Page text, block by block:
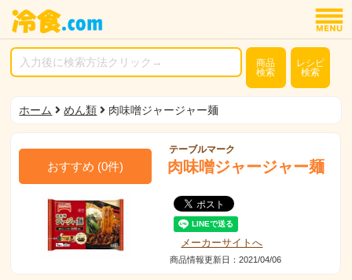
商品
検索
レシピ
検索
ホーム めん類 肉味噌ジャージャー麺
おすすめ (0件)
テーブルマーク
肉味噌ジャージャー麺
メーカーサイトへ
商品情報更新日：2021/04/06